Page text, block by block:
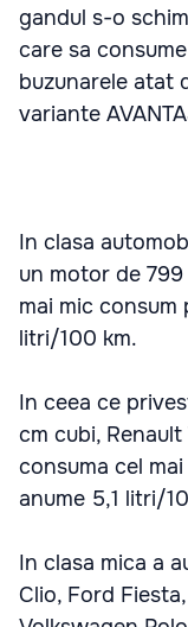
gandul s-o
care sa
buzunarele atat
variante
In clasa
un motor de
mai mic
litri/100 km.
In ceea ce
cm cubi,
consuma cel
anume 5,1 litri/
In clasa mica a
Clio, Ford